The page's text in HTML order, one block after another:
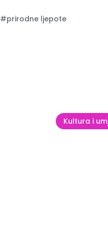
#prirodne ljepote
Kultura i